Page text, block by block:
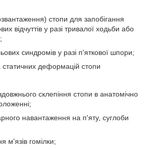
стопи для запобігання
відчуттів у разі тривалої ходьби або
синдромів у разі п'яткової шпори;
статичних деформацій стопи
склепіння стопи в анатомічно
навантаження на п'яту, суглоби
м'язів гомілки;